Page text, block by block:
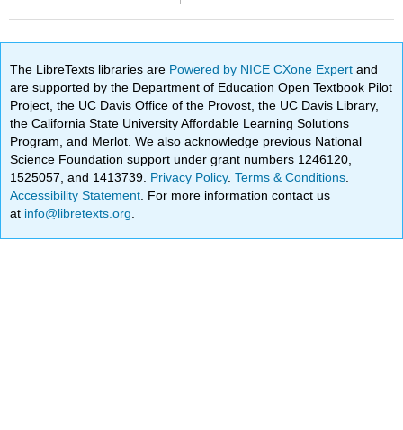
The LibreTexts libraries are Powered by NICE CXone Expertand
are supported by the Department of Education Open Textbook Pilot
Project, the UC Davis Office of the Provost, the UC Davis Library,
the California State University Affordable Learning Solutions
Program, and Merlot. We also acknowledge previous National
Science Foundation support under grant numbers 1246120,
1525057, and 1413739. Privacy Policy.Terms & Conditions
Accessibility Statement . For more information contact us
at info@libretexts.org